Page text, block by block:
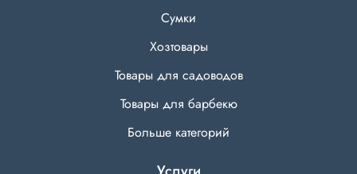
Сумки
Хозтовары
Товары для садоводов
Товары для барбекю
Больше категорий